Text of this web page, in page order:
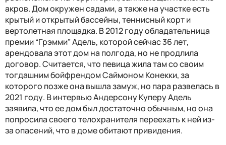
акров. Дом окружен садами, а также на участке есть
крытый и открытый бассейны, теннисный корт и
вертолетная площадка. В 2012 году обладательница
премии “Грэмми” Адель, которой сейчас 36 лет,
арендовала этот дом на полгода, но не продлила
договор. Считается, что певица жила там со своим
тогдашним бойфрендом Саймоном Конекки, за
которого позже она вышла замуж, но пара развелась в
2021 году. В интервью Андерсону Куперу Адель
заявила, что ее дом был достаточно обычным, но она
попросила своего телохранителя переехать к ней из-
за опасений, что в доме обитают привидения.